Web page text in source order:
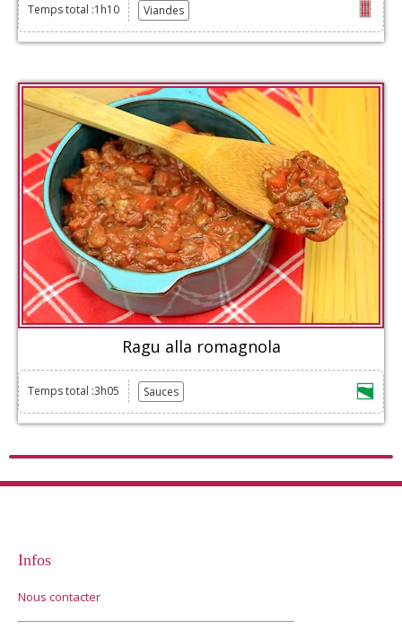
Temps total :1h10 Viandes
Ragu alla romagnola
Temps total :3h05 Sauces
Infos
Nous contacter